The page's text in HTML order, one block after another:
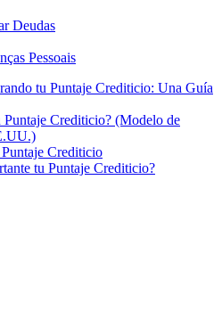
Deudas
Pessoais
tu Puntaje Crediticio: Una Guía
Puntaje Crediticio? (Modelo de
Crediticio
tu Puntaje Crediticio?